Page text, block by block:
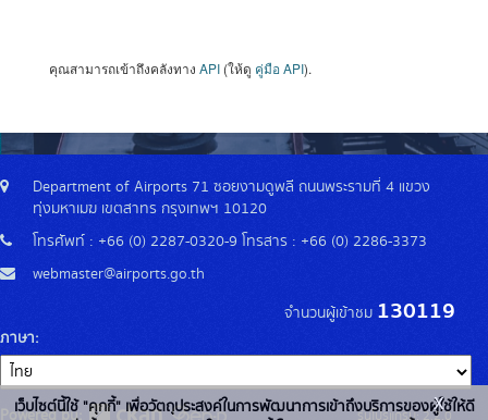
คุณสามารถเข้าถึงคลังทาง API (ให้ดู คู่มือ API).
Department of Airports 71 ซอยงามดูพลี ถนนพระรามที่ 4 แขวง
ทุ่งมหาเมฆ เขตสาทร กรุงเทพฯ 10120
โทรศัพท์ : +66 (0) 2287-0320-9 โทรสาร : +66 (0) 2286-3373
webmaster@airports.go.th
จำนวนผู้เข้าชม 130119
ภาษา
Powered by: รุ่นโปรแกรม: 2.2.0
เว็บไซต์นี้ใช้ "คุกกี้" เพื่อวัตถุประสงค์ในการพัฒนาการเข้าถึงบริการของผู้ใช้ให้ดี
x